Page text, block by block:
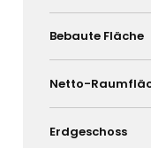
Bebaute Fläche
Netto-
Erdgeschoss